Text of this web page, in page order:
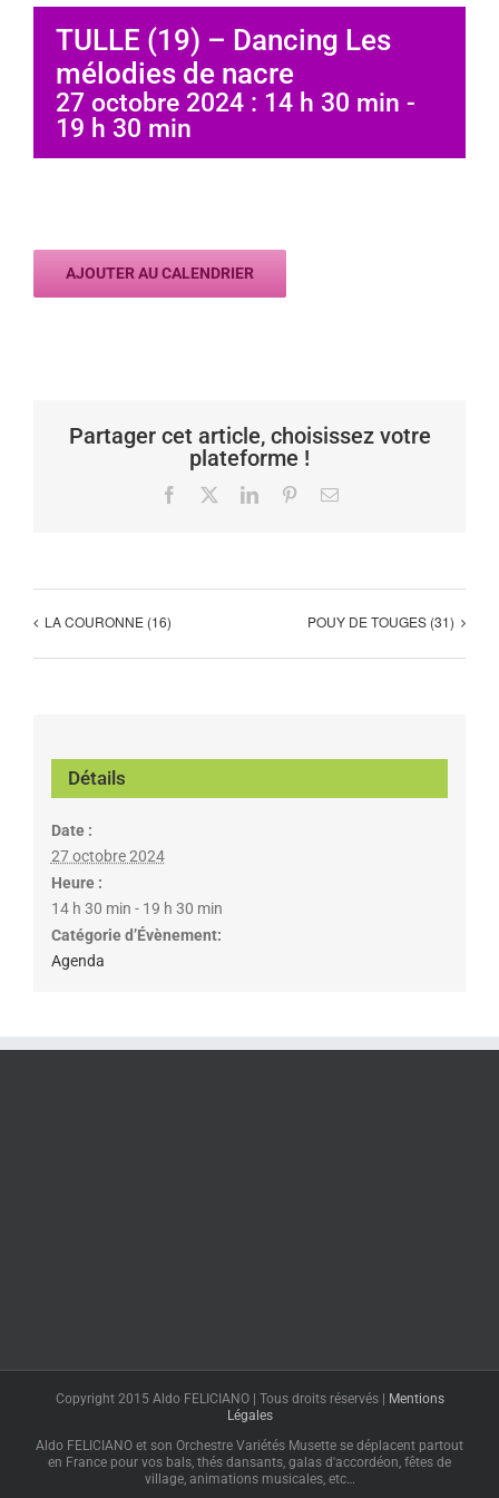
TULLE (19) – Dancing Les
mélodies de nacre
27 octobre 2024 : 14 h 30 min -
19 h 30 min
AJOUTER AU CALENDRIER
Partager cet article, choisissez votre
plateforme !
Facebook LinkedInPinterestEmail
LA COURONNE (16) POUY DE TOUGES (31)
Détails
Date :
27 octobre 2024
Heure :
14 h 30 min - 19 h 30 min
Catégorie d’Évènement:
Agenda
Copyright 2015 Aldo FELICIANO | Tous droits réservés |
Mentions
Légales
Aldo FELICIANO et son Orchestre Variétés Musette se déplacent partout
en France pour vos bals, thés dansants, galas d'accordéon, fêtes de
village, animations musicales, etc…